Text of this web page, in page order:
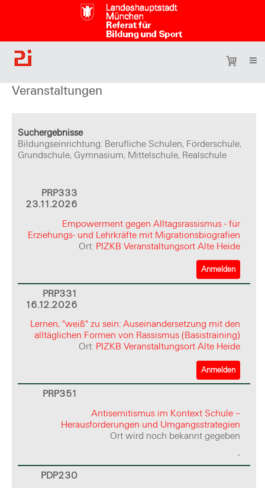
Veranstaltungen
Suchergebnisse
Bildungseinrichtung: Berufliche Schulen, Förderschule,
Grundschule, Gymnasium, Mittelschule, Realschule
PRP333
23.11.2026
Empowerment gegen Alltagsrassismus - für
Erziehungs- und Lehrkräfte mit Migrationsbiografien
Ort: PIZKB Veranstaltungsort Alte Heide
Anmelden
PRP331
16.12.2026
Lernen, "weiß" zu sein: Auseinandersetzung mit den
alltäglichen Formen von Rassismus (Basistraining)
Ort: PIZKB Veranstaltungsort Alte Heide
Anmelden
PRP351
Antisemitismus im Kontext Schule –
Herausforderungen und Umgangsstrategien
Ort wird noch bekannt gegeben
-
PDP230